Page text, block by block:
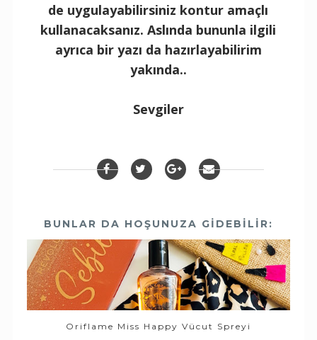
de uygulayabilirsiniz kontur amaçlı
kullanacaksanız. Aslında bununla ilgili
ayrıca bir yazı da hazırlayabilirim
yakında..
Sevgiler
BUNLAR DA HOŞUNUZA GIDEBILIR:
Oriflame Miss Happy Vücut Spreyi